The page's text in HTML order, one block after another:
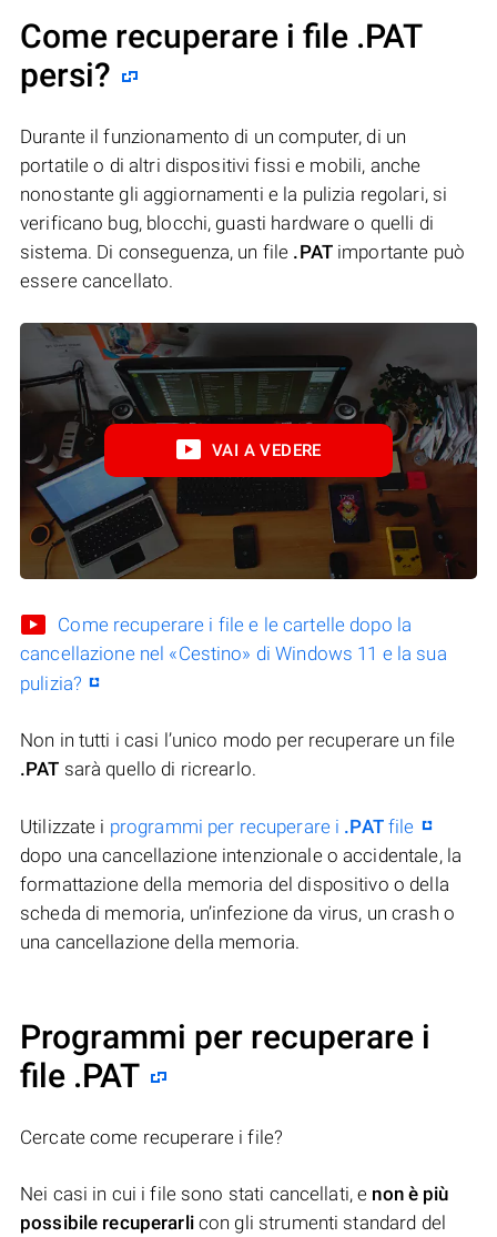
Come recuperare i file .PAT
persi?
Durante il funzionamento di un computer, di un
portatile o di altri dispositivi fissi e mobili, anche
nonostante gli aggiornamenti e la pulizia regolari, si
verificano bug, blocchi, guasti hardware o quelli di
sistema. Di conseguenza, un file .PATimportante può
essere cancellato.
VAI A VEDERE
Come recuperare i file e le cartelle dopo la
cancellazione nel «Cestino» di Windows 11 e la sua
pulizia?
Non in tutti i casi l’unico modo per recuperare un file
.PAT sarà quello di ricrearlo.
Utilizzate i programmi per recuperare i .PATfile
dopo una cancellazione intenzionale o accidentale, la
formattazione della memoria del dispositivo o della
scheda di memoria, un’infezione da virus, un crash o
una cancellazione della memoria.
Programmi per recuperare i
file .PAT
Cercate come recuperare i file?
Nei casi in cui i file sono stati cancellati, e non è più
possibile recuperarlicon gli strumenti standard del